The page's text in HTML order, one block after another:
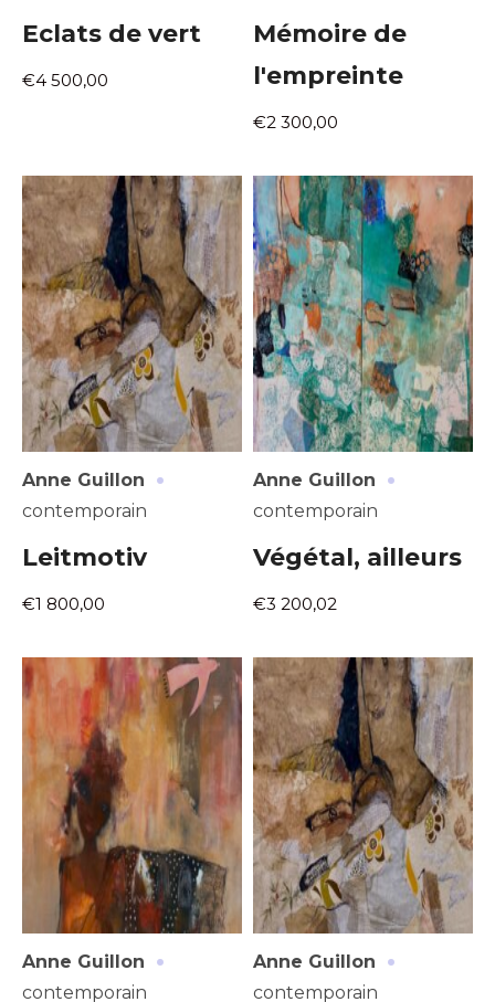
Adresse email*
Eclats de vert
€4 500,00
Mémoire de
l'empreinte
€2 300,00
Anne Guillon ·
contemporain
Leitmotiv
€1 800,00
Anne Guillon ·
contemporain
Végétal, ailleurs
€3 200,02
Anne Guillon ·
contemporain
Anne Guillon ·
contemporain